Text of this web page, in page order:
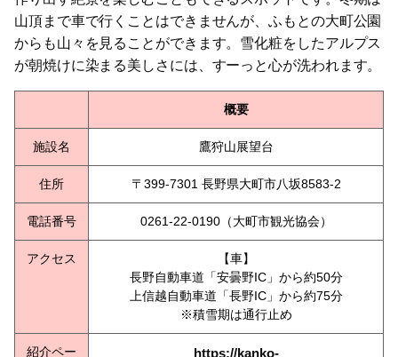
山頂まで車で行くことはできませんが、ふもとの大町公園
からも山々を見ることができます。雪化粧をしたアルプス
が朝焼けに染まる美しさには、すーっと心が洗われます。
概要
施設名 鷹狩山展望台
住所 〒399-7301 長野県大町市八坂8583-2
電話番号 0261-22-0190（大町市観光協会）
アクセス
【車】
長野自動車道「安曇野IC」から約50分
上信越自動車道「長野IC」から約75分
※積雪期は通行止め
紹介ペー
https://kanko-